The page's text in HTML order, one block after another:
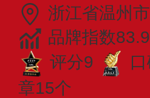
浙江省温州市
品牌指数83.9
评分9
章15个